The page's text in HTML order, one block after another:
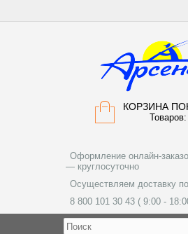
КОРЗИНА
Оформление онлайн-
— круглосуточно
Осуществляем доставку
8 800 101 30 43 ( 9:00 -